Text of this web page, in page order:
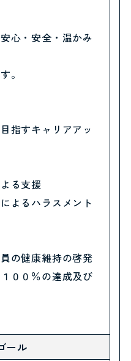
心・安全・温かみ
。
指すキャリアアッ
る支援
よるハラスメント
の健康維持の啓発
００％の達成及び
ール